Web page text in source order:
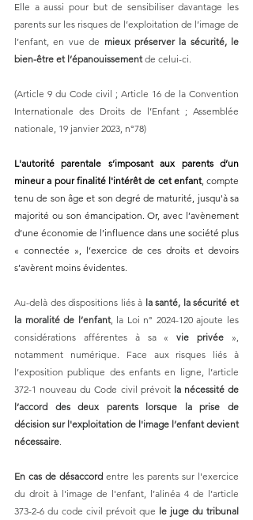
Elle a aussi pour but de sensibiliser davantage les
parents sur les risques de l’exploitation de l’image de
l’enfant, en vue de mieux préserver la sécurité, le
bien-être et l’épanouissement de celui-ci.
(Article 9 du Code civil ; Article 16 de la Convention
Internationale des Droits de l’Enfant ; Assemblée
nationale, 19 janvier 2023, n°78)
L'autorité parentale s’imposant aux parents d’un
mineur a pour finalité l'intérêt de cet enfant, compte
tenu de son âge et son degré de maturité, jusqu'à sa
majorité ou son émancipation. Or, avec l’avènement
d’une économie de l’influence dans une société plus
« connectée », l’exercice de ces droits et devoirs
s’avèrent moins évidentes.
Au-delà des dispositions liés à la santé, la sécurité et
la moralité de l’enfant, la Loi n° 2024-120 ajoute les
considérations afférentes à sa « vie privée »,
notamment numérique.
Face aux risques liés à
l’exposition publique des enfants en ligne, l’article
372-1 nouveau du Code civil prévoit la nécessité de
l’accord des deux parents lorsque la prise de
décision sur l'exploitation de l'image l’enfant devient
nécessaire.
En cas de désaccord entre les parents sur l'exercice
du droit à l'image de l'enfant, l’alinéa 4 de l’article
373-2-6 du code civil prévoit que le juge du tribunal